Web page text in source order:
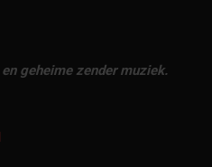
geheime zender muziek.